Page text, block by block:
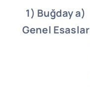
1) Buğday a)
Genel Esaslar